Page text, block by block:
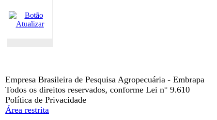
Empresa Brasileira de Pesquisa Agropecuária - Embrapa
Todos os direitos reservados, conforme Lei n° 9.610
Política de Privacidade
Área restrita